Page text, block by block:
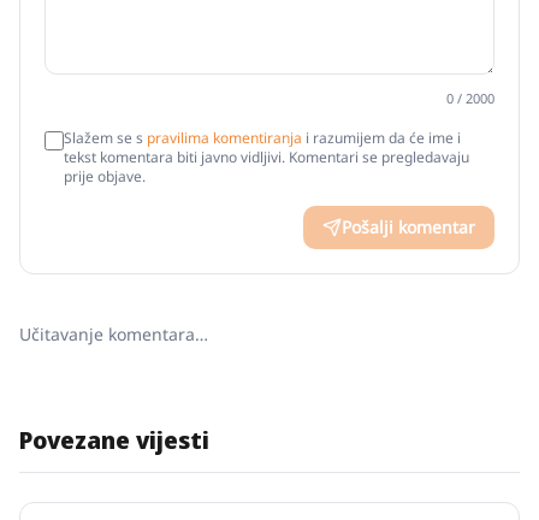
0 / 2000
Slažem se s pravilima komentiranja i razumijem da će ime i
tekst komentara biti javno vidljivi. Komentari se pregledavaju
prije objave.
Pošalji komentar
Učitavanje komentara…
Povezane vijesti